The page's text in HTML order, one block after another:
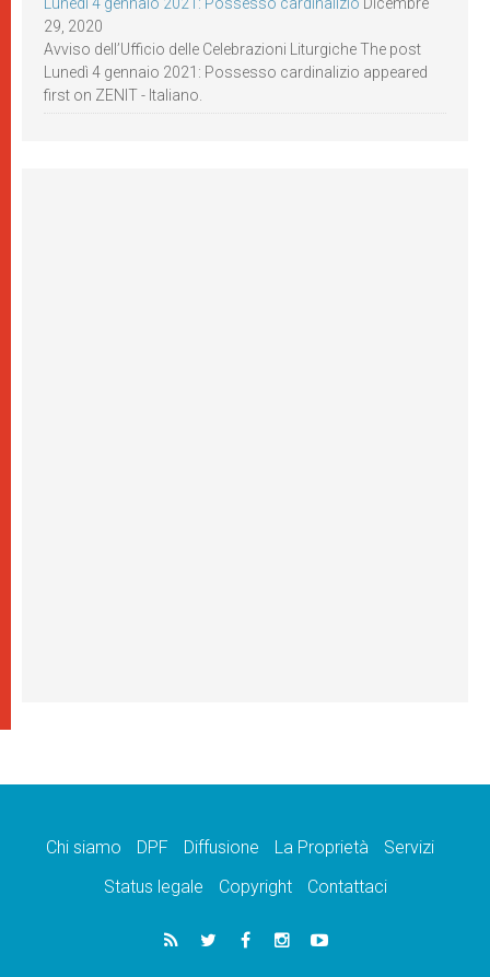
29, 2020
Avviso dell’Ufficio delle Celebrazioni Liturgiche The post
Lunedì 4 gennaio 2021: Possesso cardinalizio appeared
first on ZENIT - Italiano.
Chi siamo DPF Diffusione La Proprietà
Servizi
Status legale
Copyright Contattaci